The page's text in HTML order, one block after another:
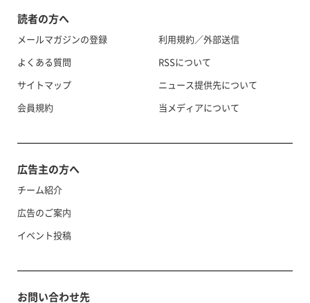
読者の方へ
メールマガジンの登録
よくある質問
サイトマップ
会員規約
利用規約／外部送信
RSSについて
ニュース提供先について
当メディアについて
広告主の方へ
チーム紹介
広告のご案内
イベント投稿
お問い合わせ先